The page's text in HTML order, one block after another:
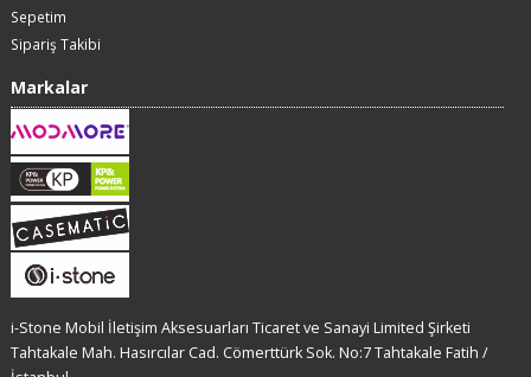
Sepetim
Sipariş Takibi
Markalar
i-Stone Mobil İletişim Aksesuarları Ticaret ve Sanayi Limited Şirketi
Tahtakale Mah. Hasırcılar Cad. Cömerttürk Sok. No:7 Tahtakale Fatih /